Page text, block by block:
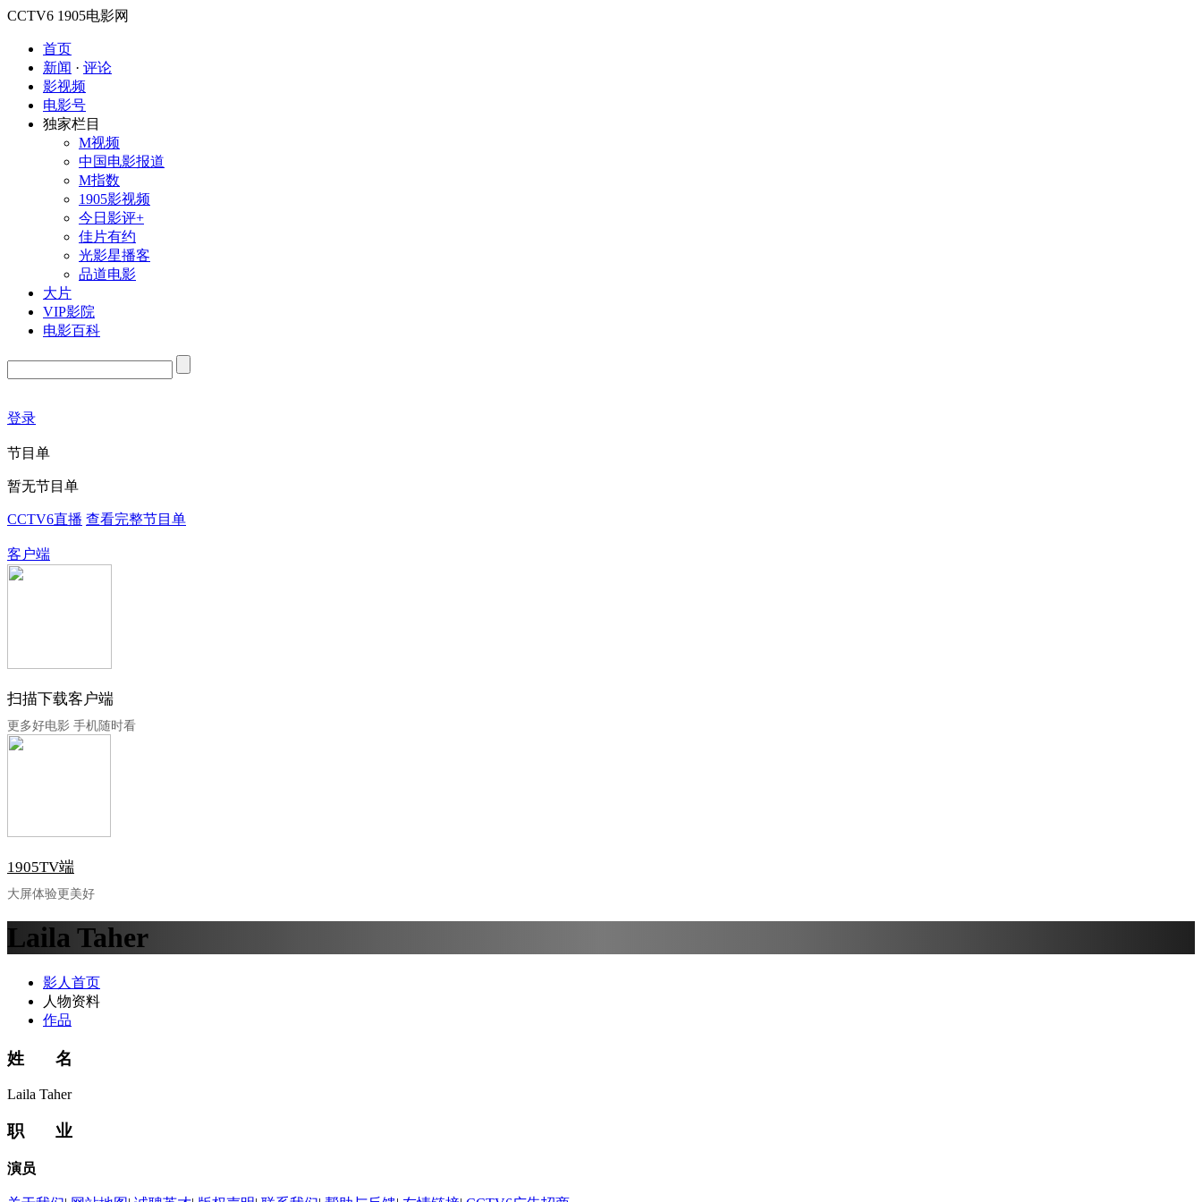
CCTV6 1905电影网
首页
新闻 · 评论
影视频
电影号
独家栏目
M视频
中国电影报道
M指数
1905影视频
今日影评+
佳片有约
光影星播客
品道电影
大片
VIP影院
电影百科
登录
节目单
暂无节目单
CCTV6直播 查看完整节目单
客户端
扫描下载客户端
更多好电影 手机随时看
1905TV端
大屏体验更美好
Laila Taher
影人首页
人物资料
作品
姓 名
Laila Taher
职 业
演员